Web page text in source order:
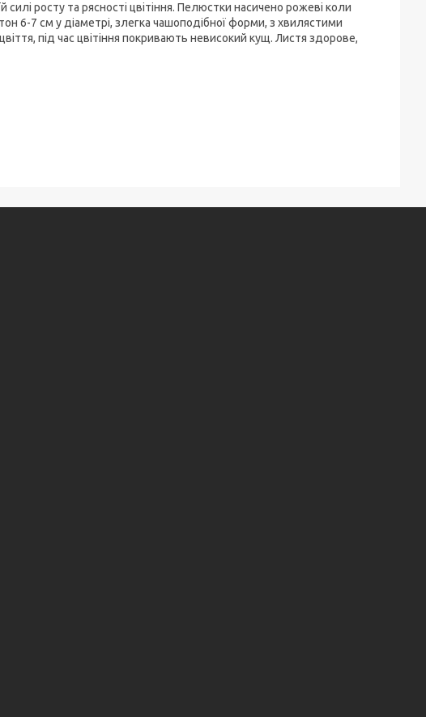
росту та рясності цвітіння. Пелюстки насичено рожеві коли
6-7 см у діаметрі, злегка чашоподібної форми, з хвилястими
під час цвітіння покривають невисокий кущ. Листя здорове,